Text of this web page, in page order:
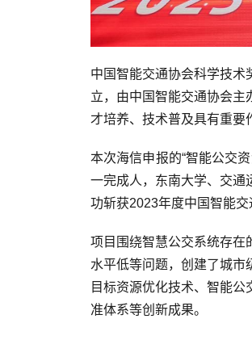
中国智能交通协会科学技术
立，由中国智能交通协会主
才培养、技术普及具有重要
本次海信申报的“智能公交
一完成人，东南大学、交通
功斩获2023年度中国智能交
项目围绕智慧公交系统存在
水平低等问题，创建了城市
目标资源优化技术、智能
准体系等创新成果。